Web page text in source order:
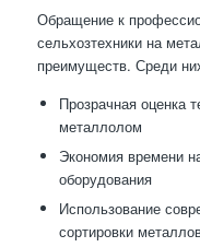
Обращение к
сельхозтехники на
преимуществ. Среди
Прозрачная оценка
металлолом
Экономия времени
оборудования
Использование
сортировки